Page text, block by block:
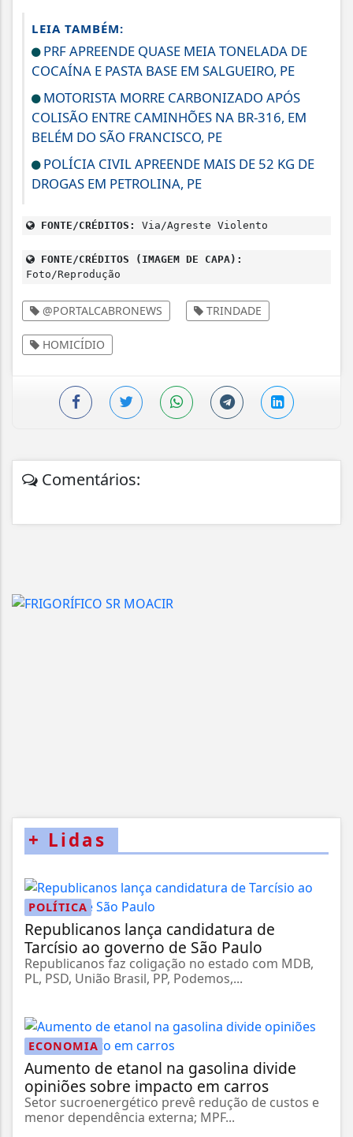
LEIA TAMBÉM:
PRF APREENDE QUASE MEIA TONELADA DE
COCAÍNA E PASTA BASE EM SALGUEIRO, PE
MOTORISTA MORRE CARBONIZADO APÓS
COLISÃO ENTRE CAMINHÕES NA BR-316, EM
BELÉM DO SÃO FRANCISCO, PE
POLÍCIA CIVIL APREENDE MAIS DE 52 KG DE
DROGAS EM PETROLINA, PE
FONTE/CRÉDITOS: Via/Agreste Violento
FONTE/CRÉDITOS (IMAGEM DE CAPA):
Foto/Reprodução
@PORTALCABRONEWS TRINDADE
HOMICÍDIO
Comentários:
+ Lidas
POLÍTICA
Republicanos lança candidatura de
Tarcísio ao governo de São Paulo
Republicanos faz coligação no estado com MDB,
PL, PSD, União Brasil, PP, Podemos,...
ECONOMIA
Aumento de etanol na gasolina divide
opiniões sobre impacto em carros
Setor sucroenergético prevê redução de custos e
menor dependência externa; MPF...